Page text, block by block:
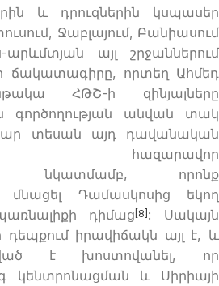
և դրուզներին կսպասեր
Ջաբլայում, Բանիասում
արևմտյան այլ շրջաններում
ճակատագիրը, որտեղ Ահմեդ
ՀԹՇ-ի զինյալները
գործողության անվան տակ
տեսան այդ դավանական
հազարավոր
նկատմամբ, որոնք
Դամասկոսից եկող
դիմաց [8] : Սակայն
դեպքում իրավիճակն այլ է, և
է խոստովանել, որ
կենտրոնացման և Սիրիայի